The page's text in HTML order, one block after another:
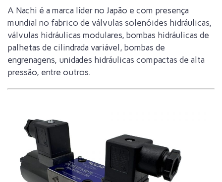
A Nachi é a marca líder no Japão e com presença
mundial no fabrico de válvulas solenóides hidráulicas,
válvulas hidráulicas modulares, bombas hidráulicas de
palhetas de cilindrada variável, bombas de
engrenagens, unidades hidráulicas compactas de alta
pressão, entre outros.